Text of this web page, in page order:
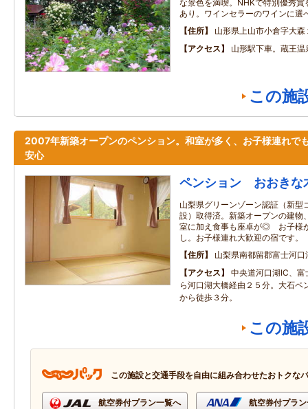
な景色を満喫。NHKで特別優秀
あり。ワインセラーのワインに選
住所
山形県上山市小倉字大森
アクセス
山形駅下車。蔵王
この施
2007年新築オープンのペンション。和室が多く、お子様連れで
安心
ペンション おおきな
山梨県グリーンゾーン認証（新型
設）取得済。新築オープンの建物
室に加え食事も座卓が◎ お子様
し。お子様連れ大歓迎の宿です。
住所
山梨県南都留郡富士河
アクセス
中央道河口湖IC、
ら河口湖大橋経由２５分。大石ペ
から徒歩３分。
この施
この施設と交通手段を自由に組み合わせたおトクな
航空券付プラン一覧へ 航空券付プラ